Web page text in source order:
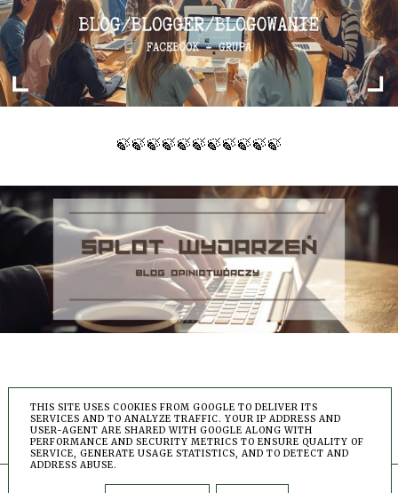
🍃🍃🍃🍃🍃🍃🍃🍃🍃🍃🍃
FACEBOOK INSTAGRAM
PINTEREST YOUTUBE
COPYRIGHT ©HERBACIANE PODRÓŻE
THIS SITE USES COOKIES FROM GOOGLE TO DELIVER ITS
SERVICES AND TO ANALYZE TRAFFIC. YOUR IP ADDRESS AND
USER-AGENT ARE SHARED WITH GOOGLE ALONG WITH
PERFORMANCE AND SECURITY METRICS TO ENSURE QUALITY OF
SERVICE, GENERATE USAGE STATISTICS, AND TO DETECT AND
ADDRESS ABUSE.